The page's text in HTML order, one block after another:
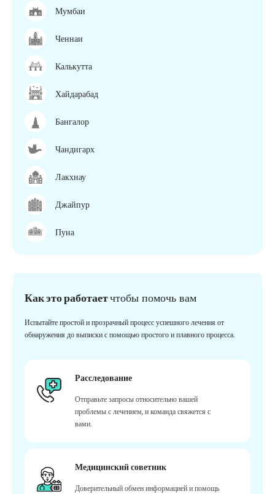
Мумбаи
Ченнаи
Калькутта
Хайдарабад
Бангалор
Чандигарх
Лакхнау
Джайпур
Пуна
Как это работаетчтобы помочь вам
Испытайте простой и прозрачный процесс успешного лечения от
обнаружения до выписки с помощью простого и плавного процесса.
Расследование
Отправьте запросы относительно вашей
проблемы с лечением, и команда свяжется с
вами.
Медицинский советник
Доверительный обмен информацией и помощь